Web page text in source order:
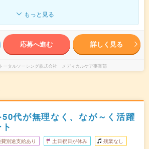
もっと見る
応募へ進む 詳しく見る
ータルソーシング株式会社 メディカルケア事業部
代が無理なく、なが～く活躍
費別途支給あり 土日祝日が休み 残業なし